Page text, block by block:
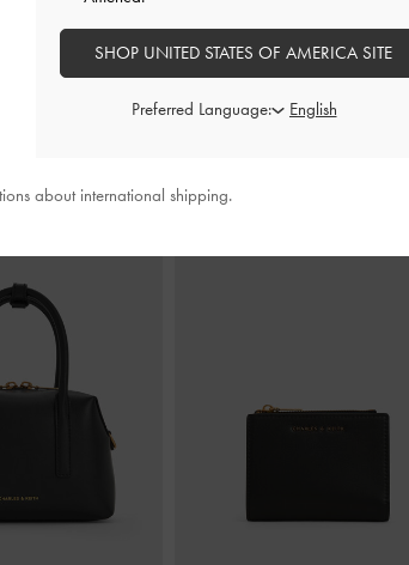
SHOP UNITED STATES OF AMERICA SITE
Preferred Language:
about international shipping.